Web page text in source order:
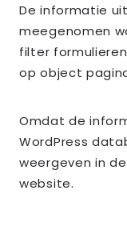
De informatie
meegenomen
filter
op object
Omdat de
WordPress
weergeven in
website.